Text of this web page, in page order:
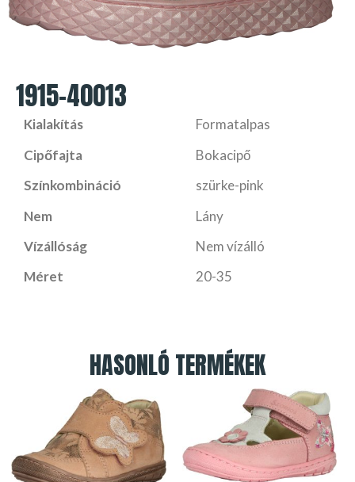
1915-40013
Kialakítás
Formatalpas
Cipőfajta
Bokacipő
Színkombináció
szürke-pink
Nem
Lány
Vízállóság
Nem vízálló
Méret
20-35
HASONLÓ TERMÉKEK